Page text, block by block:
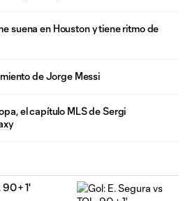
suena en Houston y tiene ritmo de
de Jorge Messi
el capítulo MLS de Sergi
90 + 1'